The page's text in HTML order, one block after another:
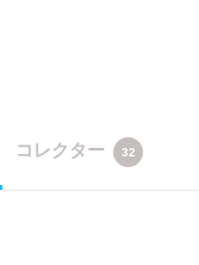
コレクター 32